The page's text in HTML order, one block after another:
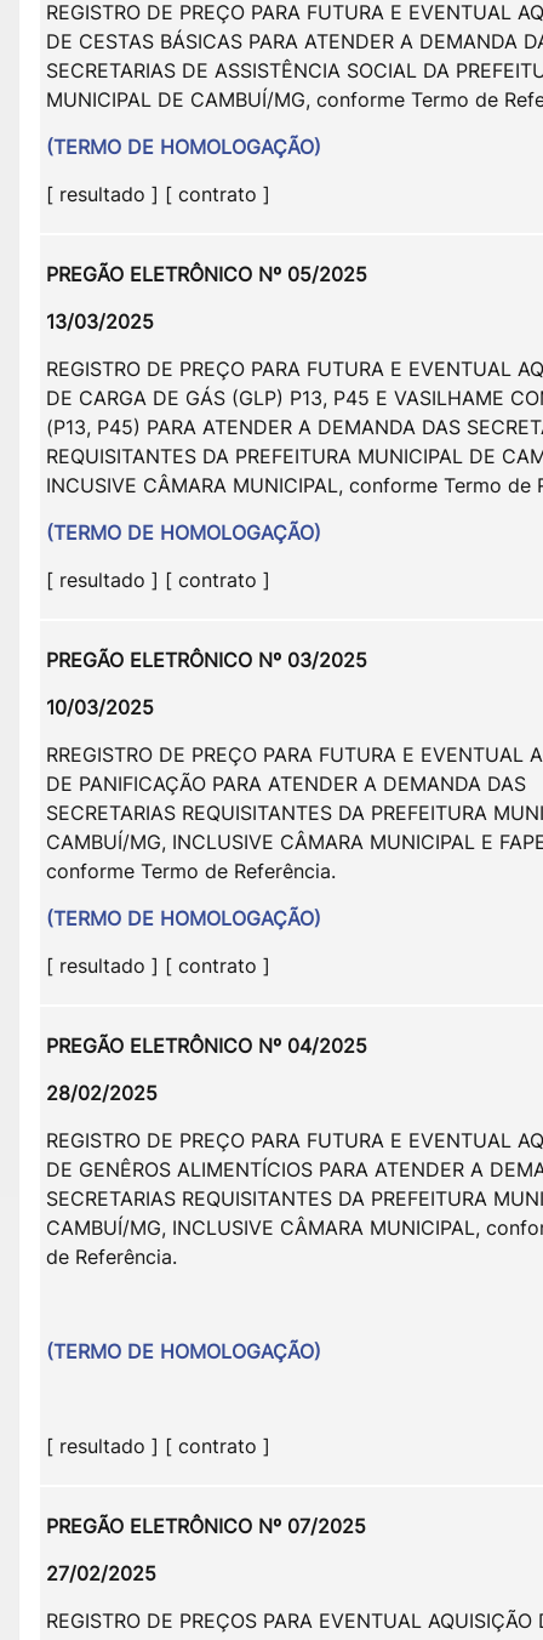
REGISTRO DE PREÇO PARA FUTURA E EVENTUAL
DE CESTAS BÁSICAS PARA ATENDER A DEMANDA
SECRETARIAS DE ASSISTÊNCIA SOCIAL DA
MUNICIPAL DE CAMBUÍ/MG, conforme Termo de
(TERMO DE HOMOLOGAÇÃO)
[ resultado ] [ contrato ]
PREGÃO ELETRÔNICO Nº 05/2025
13/03/2025
REGISTRO DE PREÇO PARA FUTURA E EVENTUAL
DE CARGA DE GÁS (GLP) P13, P45 E VASILHAME
(P13, P45) PARA ATENDER A DEMANDA DAS
REQUISITANTES DA PREFEITURA MUNICIPAL DE
INCUSIVE CÂMARA MUNICIPAL, conforme Termo de
(TERMO DE HOMOLOGAÇÃO)
[ resultado ] [ contrato ]
PREGÃO ELETRÔNICO Nº 03/2025
10/03/2025
RREGISTRO DE PREÇO PARA FUTURA E EVENTUAL
DE PANIFICAÇÃO PARA ATENDER A DEMANDA DAS
SECRETARIAS REQUISITANTES DA PREFEITURA
CAMBUÍ/MG, INCLUSIVE CÂMARA MUNICIPAL E
conforme Termo de Referência.
(TERMO DE HOMOLOGAÇÃO)
[ resultado ] [ contrato ]
PREGÃO ELETRÔNICO Nº 04/2025
28/02/2025
REGISTRO DE PREÇO PARA FUTURA E EVENTUAL
DE GENÊROS ALIMENTÍCIOS PARA ATENDER A
SECRETARIAS REQUISITANTES DA PREFEITURA
CAMBUÍ/MG, INCLUSIVE CÂMARA MUNICIPAL,
de Referência.
(TERMO DE HOMOLOGAÇÃO)
[ resultado ] [ contrato ]
PREGÃO ELETRÔNICO Nº 07/2025
27/02/2025
REGISTRO DE PREÇOS PARA EVENTUAL AQUISIÇÃO